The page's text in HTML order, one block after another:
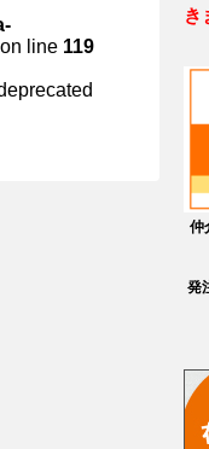
on line 119
き
仲
発